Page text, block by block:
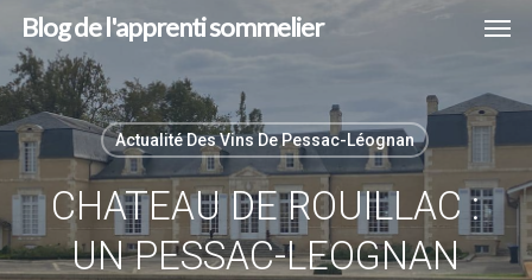
Skip
main
content
Blog de l'apprenti sommelier
Actualité Des Vins De Pessac-Léognan
CHATEAU DE ROUILLAC :
UN PESSAC-LEOGNAN